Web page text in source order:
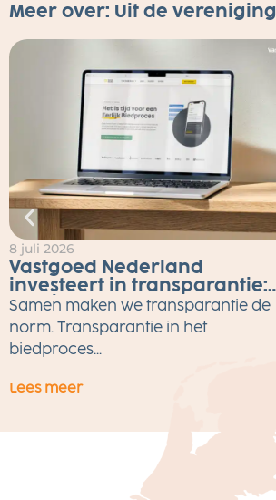
Meer over: Uit de vereniging
8 juli 2026
Vastgoed Nederland
investeert in transparantie:
Eerlijk Bieden tot eind 2026
gratis voor alle makelaars
Samen maken we transparantie de
norm. Transparantie in het
biedproces...
Lees meer